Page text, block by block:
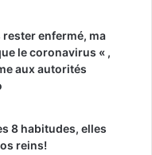
rester enfermé, ma
le coronavirus « ,
aux autorités
8 habitudes, elles
reins!